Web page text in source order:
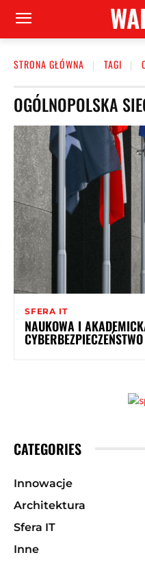
STRONA GŁÓWNA TAGI
OGÓLNOPOLSKA
SFERA IT
NAUKOWA I
CATEGORIES
Innowacje
Architektura
Sfera IT
Inne